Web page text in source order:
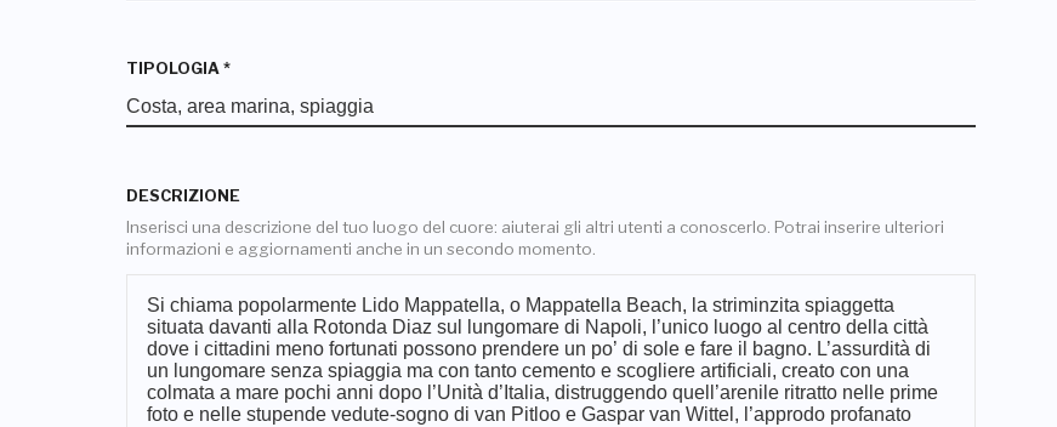
TIPOLOGIA *
DESCRIZIONE
Inserisci una descrizione del tuo luogo del cuore: aiuterai gli altri utenti a conoscerlo. Potrai inserire ulteriori
informazioni e aggiornamenti anche in un secondo momento.